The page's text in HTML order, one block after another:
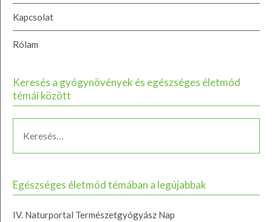
Kapcsolat
Rólam
Keresés a gyógynövények és egészséges életmód
témái között
Egészséges életmód témában a legújabbak
IV. Naturportal Természetgyógyász Nap